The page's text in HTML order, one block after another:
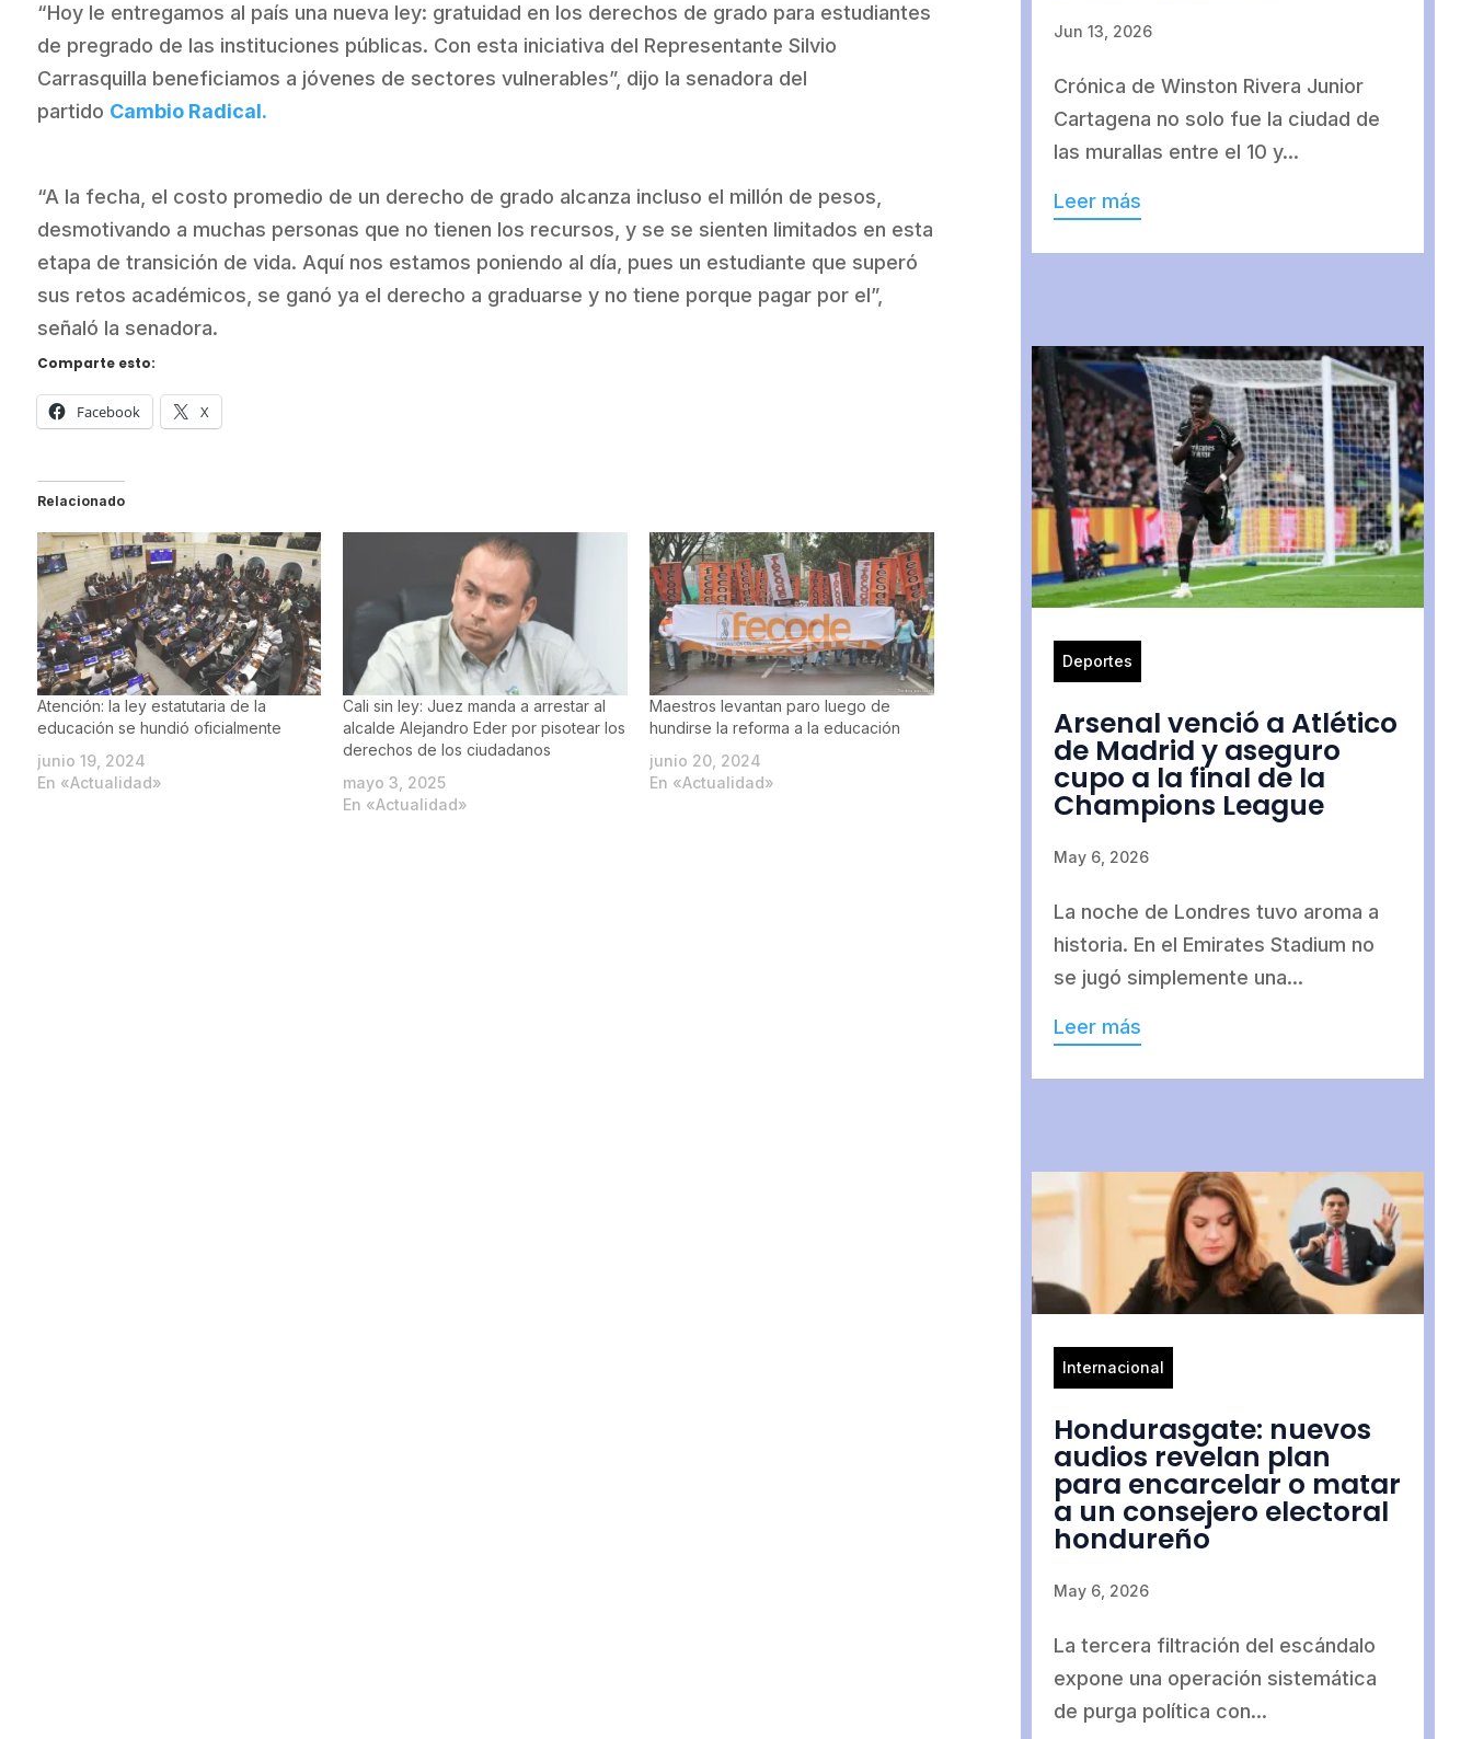
“Hoy le entregamos al país una nueva ley: gratuidad en los derechos de grado para estudiantes
de pregrado de las instituciones públicas. Con esta iniciativa del Representante Silvio
Carrasquilla beneficiamos a jóvenes de sectores vulnerables”, dijo la senadora del
partido Cambio Radical.
“A la fecha, el costo promedio de un derecho de grado alcanza incluso el millón de pesos,
desmotivando a muchas personas que no tienen los recursos, y se se sienten limitados en esta
etapa de transición de vida. Aquí nos estamos poniendo al día, pues un estudiante que superó
sus retos académicos, se ganó ya el derecho a graduarse y no tiene porque pagar por el”,
señaló la senadora.
Comparte esto:
Facebook X
Relacionado
Atención: la ley estatutaria de la
educación se hundió oficialmente
junio 19, 2024
En «Actualidad»
Cali sin ley: Juez manda a arrestar al
alcalde Alejandro Eder por pisotear los
derechos de los ciudadanos
mayo 3, 2025
En «Actualidad»
Maestros levantan paro luego de
hundirse la reforma a la educación
junio 20, 2024
En «Actualidad»
Jun 13, 2026
Crónica de Winston Rivera Junior
Cartagena no solo fue la ciudad de
las murallas entre el 10 y...
Leer más
Deportes
Arsenal venció a Atlético
de Madrid y aseguro
cupo a la final de la
Champions League
May 6, 2026
La noche de Londres tuvo aroma a
historia. En el Emirates Stadium no
se jugó simplemente una...
Leer más
Internacional
Hondurasgate: nuevos
audios revelan plan
para encarcelar o matar
a un consejero electoral
hondureño
May 6, 2026
La tercera filtración del escándalo
expone una operación sistemática
de purga política con...